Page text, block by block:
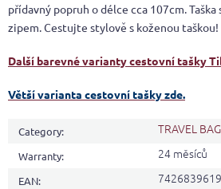
přídavný popruh o délce cca 107cm. Taška
zipem. Cestujte stylově s koženou taškou!
Další barevné varianty cestovní tašky
Větší varianta cestovní tašky zde.
Category: TRAVEL
Warranty: 24 měsíců
EAN: